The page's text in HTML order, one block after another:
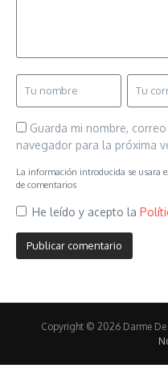
Guarda mi nombre,
navegador para la próxima
La información introducida se usara
de comentarios
He leído y acepto la
Copyright © 2026 Darme